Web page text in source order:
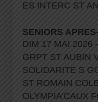
ES INTERC ST
SENIORS
DIM 17 MAI 2026
GRPT ST AUBIN
SOLIDARITE S
ST ROMAIN
OLYMPIA’CAUX